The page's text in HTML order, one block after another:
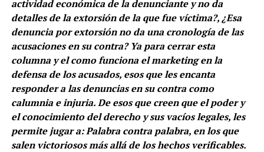
actividad económica de la denunciante y no da
detalles de la extorsión de la que fue víctima?, ¿Esa
denuncia por extorsión no da una cronología de las
acusaciones en su contra? Ya para cerrar esta
columna y el como funciona el marketing en la
defensa de los acusados, esos que les encanta
responder a las denuncias en su contra como
calumnia e injuria. De esos que creen que el poder y
el conocimiento del derecho y sus vacíos legales, les
permite jugar a: Palabra contra palabra, en los que
salen victoriosos más allá de los hechos verificables.